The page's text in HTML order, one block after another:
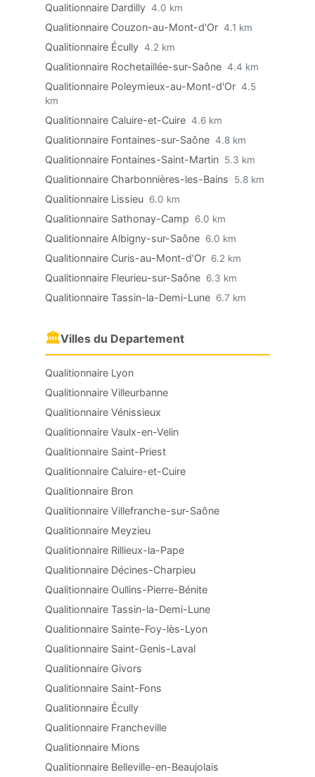
Qualitionnaire Dardilly 4.0 km
Qualitionnaire Couzon-au-Mont-d'Or 4.1 km
Qualitionnaire Écully 4.2 km
Qualitionnaire Rochetaillée-sur-Saône 4.4 km
Qualitionnaire Poleymieux-au-Mont-d'Or 4.5
km
Qualitionnaire Caluire-et-Cuire 4.6 km
Qualitionnaire Fontaines-sur-Saône 4.8 km
Qualitionnaire Fontaines-Saint-Martin 5.3 km
Qualitionnaire Charbonnières-les-Bains 5.8 km
Qualitionnaire Lissieu 6.0 km
Qualitionnaire Sathonay-Camp 6.0 km
Qualitionnaire Albigny-sur-Saône 6.0 km
Qualitionnaire Curis-au-Mont-d'Or 6.2 km
Qualitionnaire Fleurieu-sur-Saône 6.3 km
Qualitionnaire Tassin-la-Demi-Lune 6.7 km
🏛Villes du Departement
Qualitionnaire Lyon
Qualitionnaire Villeurbanne
Qualitionnaire Vénissieux
Qualitionnaire Vaulx-en-Velin
Qualitionnaire Saint-Priest
Qualitionnaire Caluire-et-Cuire
Qualitionnaire Bron
Qualitionnaire Villefranche-sur-Saône
Qualitionnaire Meyzieu
Qualitionnaire Rillieux-la-Pape
Qualitionnaire Décines-Charpieu
Qualitionnaire Oullins-Pierre-Bénite
Qualitionnaire Tassin-la-Demi-Lune
Qualitionnaire Sainte-Foy-lès-Lyon
Qualitionnaire Saint-Genis-Laval
Qualitionnaire Givors
Qualitionnaire Saint-Fons
Qualitionnaire Écully
Qualitionnaire Francheville
Qualitionnaire Mions
Qualitionnaire Belleville-en-Beaujolais